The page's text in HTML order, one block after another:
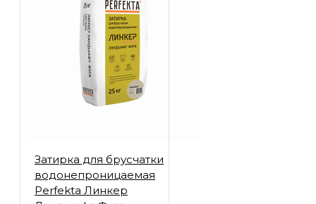
Затирка для брусчатки
водонепроницаемая
Perfekta Линкер